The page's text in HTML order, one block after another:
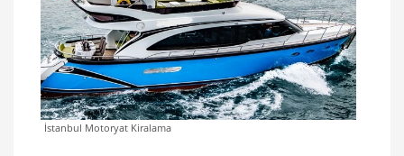
İstanbul Motoryat Kiralama